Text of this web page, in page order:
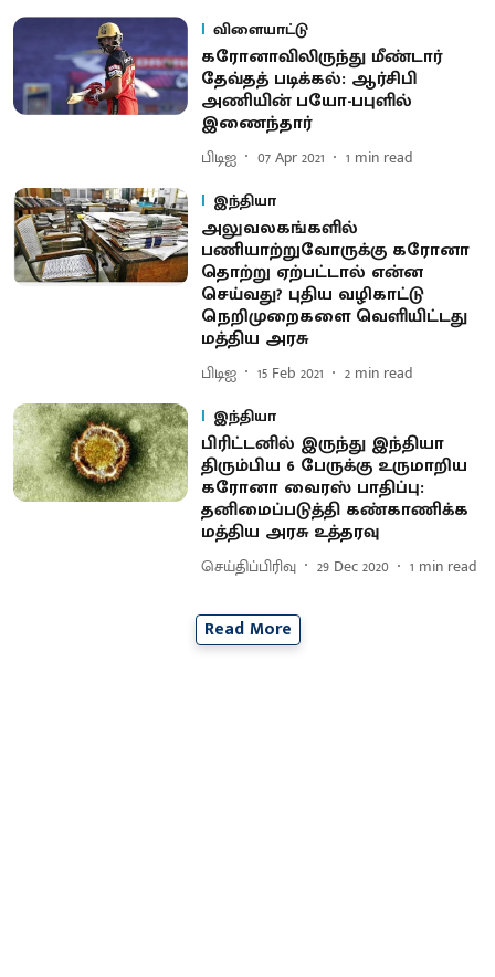
விளையாட்டு
கரோனாவிலிருந்து மீண்டார்
தேவ்தத் படிக்கல்: ஆர்சிபி
அணியின் பயோ-பபுளில்
இணைந்தார்
பிடிஐ 07 Apr 2021 1 min read
இந்தியா
அலுவலகங்களில்
பணியாற்றுவோருக்கு கரோனா
தொற்று ஏற்பட்டால் என்ன
செய்வது? புதிய வழிகாட்டு
நெறிமுறைகளை வெளியிட்டது
மத்திய அரசு
பிடிஐ 15 Feb 2021 2 min read
இந்தியா
பிரிட்டனில் இருந்து இந்தியா
திரும்பிய 6 பேருக்கு உருமாறிய
கரோனா வைரஸ் பாதிப்பு:
தனிமைப்படுத்தி கண்காணிக்க
மத்திய அரசு உத்தரவு
செய்திப்பிரிவு 29 Dec 2020 1 min read
Read More